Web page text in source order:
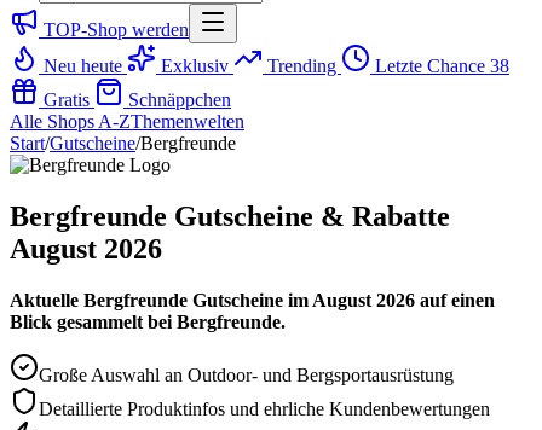
TOP-Shop werden
Neu heute
Exklusiv Trending Letzte Chance 38
Gratis
Schnäppchen
Alle Shops A-ZThemenwelten
Start/Gutscheine/Bergfreunde
Bergfreunde Gutscheine & Rabatte
August 2026
Aktuelle Bergfreunde Gutscheine im August 2026 auf einen
Blick gesammelt bei Bergfreunde.
Große Auswahl an Outdoor- und Bergsportausrüstung
Detaillierte Produktinfos und ehrliche Kundenbewertungen